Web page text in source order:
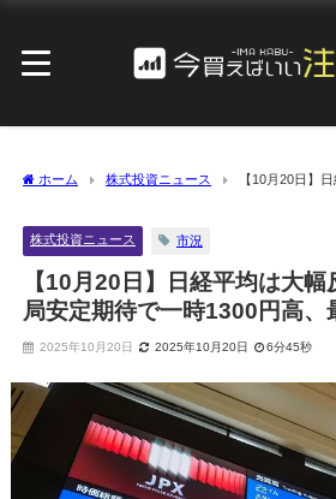
ホーム 株式投資ニュース
【10月20日】
株式投資ニュース 市況
【10月20日】日経平均は大
局安定期待で一時1300円高、
2025年10月20日 2025年10月20日 6分45秒